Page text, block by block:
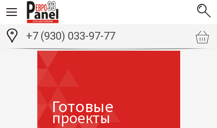
+7 (930) 033-97-77
Готовые
проекты